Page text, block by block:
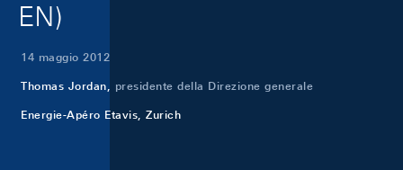
EN)
14 maggio 2012
Thomas Jordan, presidente della Direzione generale
Energie-Apéro Etavis, Zurich